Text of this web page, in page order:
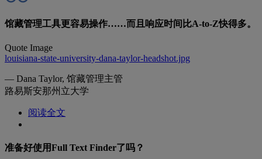
馆藏管理工具更容易操作……而且响应时间比A-to-Z快得多。
Quote Image
louisiana-state-university-dana-taylor-headshot.jpg
— Dana Taylor, 馆藏管理主管
路易斯安那州立大学
阅读全文
准备好使用Full Text Finder了吗？